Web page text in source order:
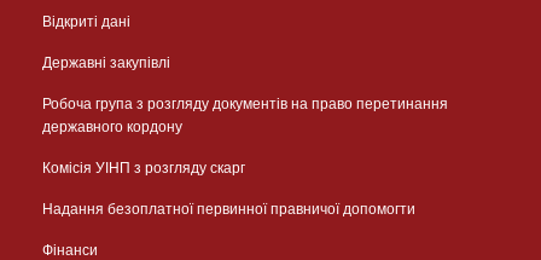
Відкриті дані
Державні закупівлі
Робоча група з розгляду документів на право перетинання
державного кордону
Комісія УІНП з розгляду скарг
Надання безоплатної первинної правничої допомогти
Фінанси